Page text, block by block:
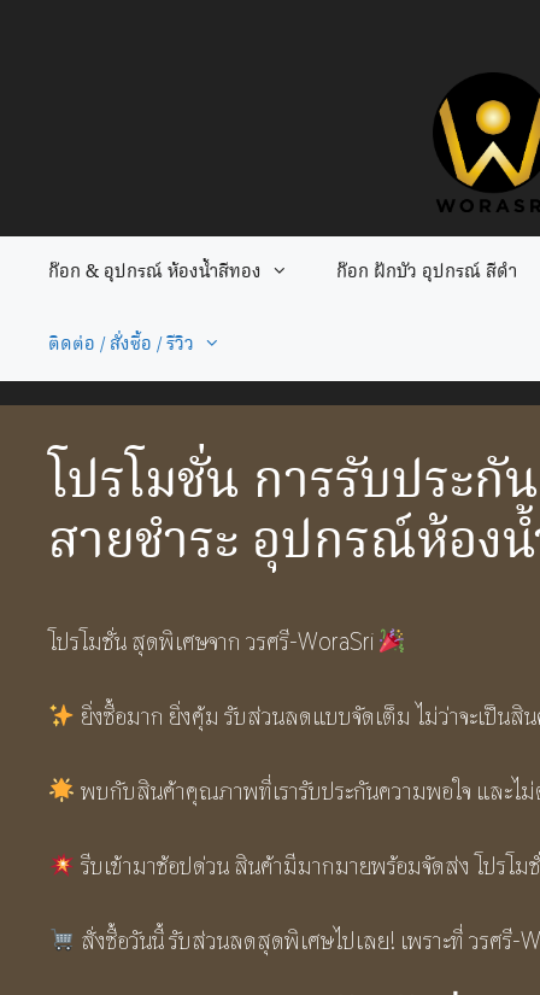
ก๊อก & อุปกรณ์ ห้องน้ำสีทอง ก๊อก ฝักบัว อุปกรณ์ สีดำ
ติดต่อ / สั่งซื้อ / รีวิว
โปรโมชั่น การรับประ
สายชำระ อุปกรณ์ห้อง
โปรโมชั่น สุดพิเศษจาก วรศรี-WoraSri
ยิ่งซื้อมาก ยิ่งคุ้ม รับส่วนลดแบบจัดเต็ม ไม่ว่าจะเป็นสิ
พบกับสินค้าคุณภาพที่เรารับประกันความพอใจ และไม่
รีบเข้ามาช้อปด่วน สินค้ามีมากมายพร้อมจัดส่ง โปรโ
สั่งซื้อวันนี้ รับส่วนลดสุดพิเศษไปเลย! เพราะที่ วรศรี-